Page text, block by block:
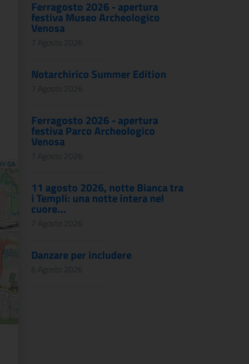
SA
Ferragosto 2026 - apertura
festiva Museo Archeologico
Venosa
7 Agosto 2026
Notarchirico Summer Edition
7 Agosto 2026
Ferragosto 2026 - apertura
festiva Parco Archeologico
Venosa
7 Agosto 2026
11 agosto 2026, notte Bianca tra
i Templi: una notte intera nel
cuore...
7 Agosto 2026
Danzare per includere
6 Agosto 2026